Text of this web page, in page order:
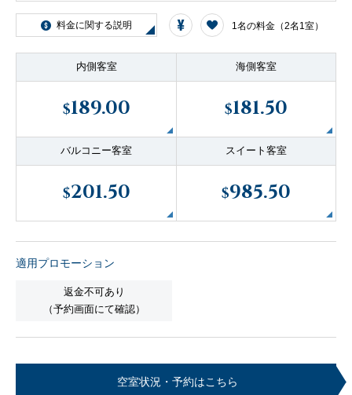
客船のご案内
寄港地ガイド
ご予約後の流れ お問い合わせ
セレブリティクルーズの世
料金に関する説明 1名の料金（2名1室）
内側客室
$189.00
海側客室
$181.50
バルコニー客室
$201.50
スイート客室
$985.50
適用プロモーション
返金不可あり
（予約画面にて確認）
空室状況・予約はこちら